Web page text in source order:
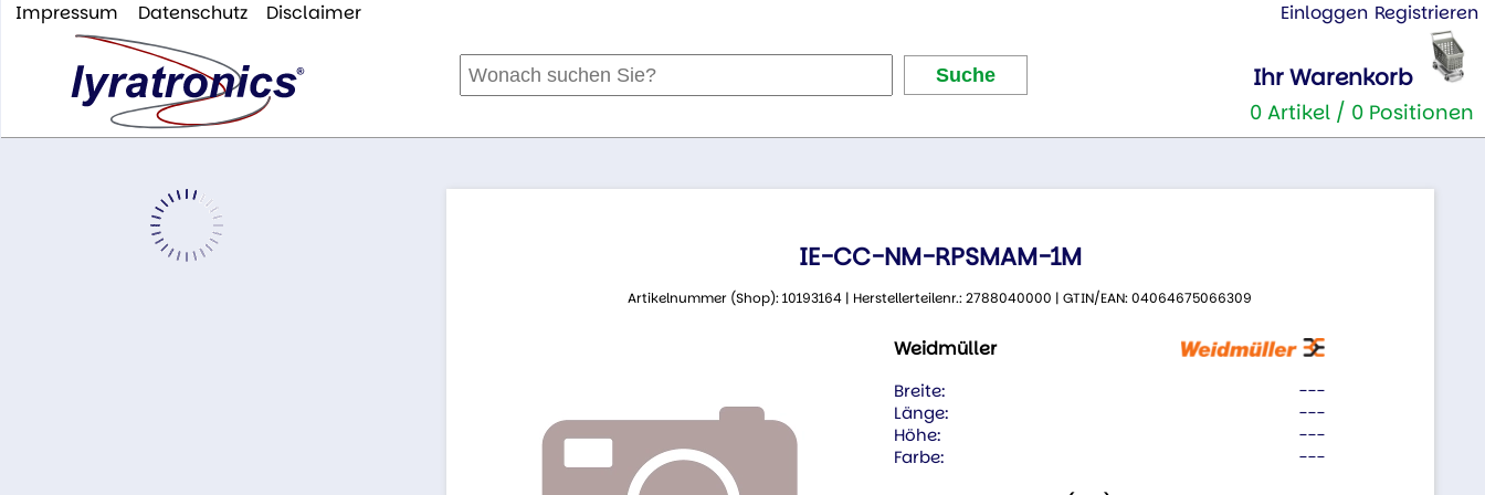
Impressum Datenschutz Disclaimer Einloggen Registrieren
Ihr Warenkorb
0 Artikel / 0 Positionen
IE-CC-NM-RPSMAM-1M
Artikelnummer (Shop): 10193164 | Herstellerteilenr.: 2788040000 | GTIN/EAN: 04064675066309
Weidmüller
Breite:
---
Länge:
---
Höhe:
---
Farbe:
---